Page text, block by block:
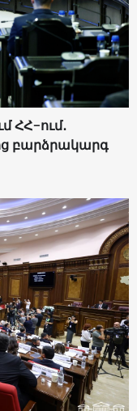
ՀՀ-ում․
բարձրակարգ